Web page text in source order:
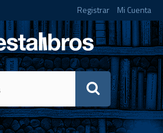
Registrar Mi Cuenta